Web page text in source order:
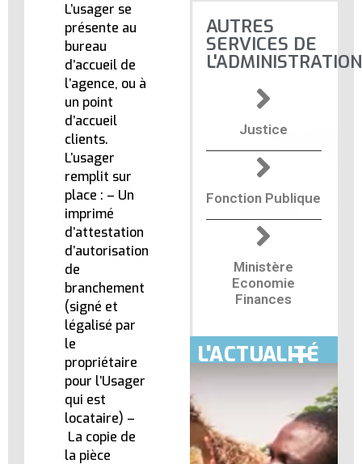
L’usager se
présente au
bureau
d’accueil de
l’agence, ou à
un point
d’accueil
clients.
L’usager
remplit sur
place : – Un
imprimé
d’attestation
d’autorisation
de
branchement
(signé et
légalisé par
le
propriétaire
pour l’Usager
qui est
locataire) –
La copie de
la pièce
AUTRES
SERVICES DE
L'ADMINISTRATION
Justice
Fonction Publique
Ministère
Economie
Finances
L'ACTUALITÉ